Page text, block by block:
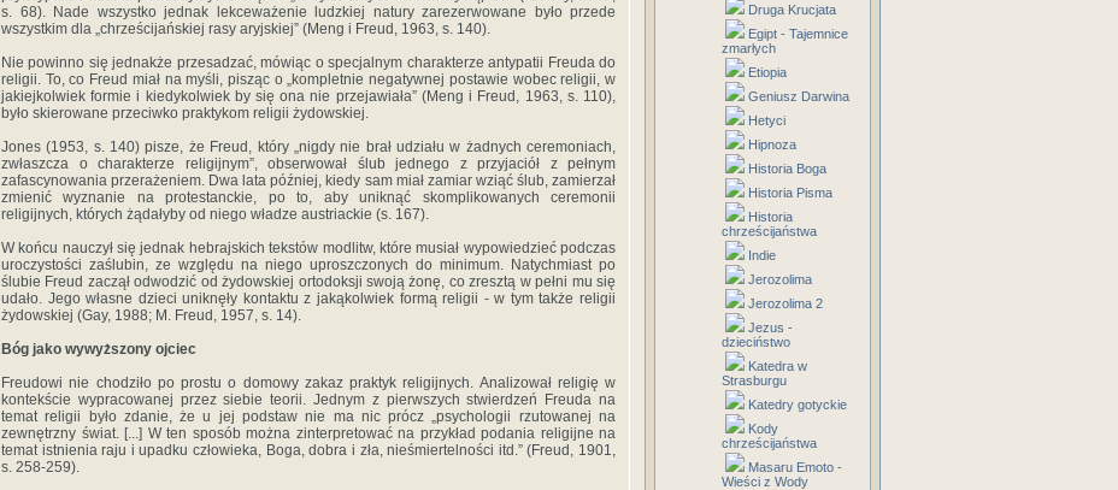
s. 68). Nade wszystko jednak lekceważenie ludzkiej natury zarezerwowane było przede
wszystkim dla „chrześcijańskiej rasy aryjskiej” (Meng i Freud, 1963, s. 140).
Nie powinno się jednakże przesadzać, mówiąc o specjalnym charakterze antypatii Freuda do
religii. To, co Freud miał na myśli, pisząc o „kompletnie negatywnej postawie wobec religii, w
jakiejkolwiek formie i kiedykolwiek by się ona nie przejawiała” (Meng i Freud, 1963, s. 110),
było skierowane przeciwko praktykom religii żydowskiej.
Jones (1953, s. 140) pisze, że Freud, który „nigdy nie brał udziału w żadnych ceremoniach,
zwłaszcza o charakterze religijnym”, obserwował ślub jednego z przyjaciół z pełnym
zafascynowania przerażeniem. Dwa lata później, kiedy sam miał zamiar wziąć ślub, zamierzał
zmienić wyznanie na protestanckie, po to, aby uniknąć skomplikowanych ceremonii
religijnych, których żądałyby od niego władze austriackie (s. 167).
W końcu nauczył się jednak hebrajskich tekstów modlitw, które musiał wypowiedzieć podczas
uroczystości zaślubin, ze względu na niego uproszczonych do minimum. Natychmiast po
ślubie Freud zaczął odwodzić od żydowskiej ortodoksji swoją żonę, co zresztą w pełni mu się
udało. Jego własne dzieci uniknęły kontaktu z jakąkolwiek formą religii - w tym także religii
żydowskiej (Gay, 1988; M. Freud, 1957, s. 14).
Bóg jako wywyższony ojciec
Freudowi nie chodziło po prostu o domowy zakaz praktyk religijnych. Analizował religię w
kontekście wypracowanej przez siebie teorii. Jednym z pierwszych stwierdzeń Freuda na
temat religii było zdanie, że u jej podstaw nie ma nic prócz „psychologii rzutowanej na
zewnętrzny świat. [...] W ten sposób można zinterpretować na przykład podania religijne na
temat istnienia raju i upadku człowieka, Boga, dobra i zła, nieśmiertelności itd.” (Freud, 1901,
s. 258-259).
Druga Krucjata
Egipt - Tajemnice
zmarłych
Etiopia
Geniusz Darwina
Hetyci
Hipnoza
Historia Boga
Historia Pisma
Historia
chrześcijaństwa
Indie
Jerozolima
Jerozolima 2
Jezus -
dzieciństwo
Katedra w
Strasburgu
Katedry gotyckie
Kody
chrześcijaństwa
Masaru Emoto -
Wieści z Wody